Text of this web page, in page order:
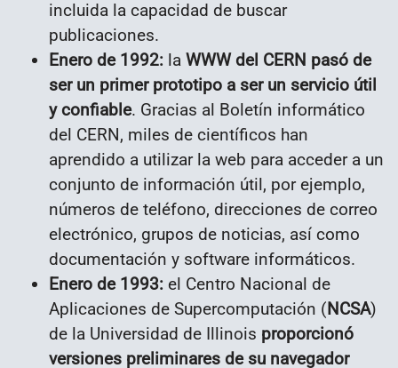
incluida la capacidad de buscar
publicaciones.
Enero de 1992: la WWW del CERN pasó de
ser un primer prototipo a ser un servicio útil
y confiable. Gracias al Boletín informático
del CERN, miles de científicos han
aprendido a utilizar la web para acceder a un
conjunto de información útil, por ejemplo,
números de teléfono, direcciones de correo
electrónico, grupos de noticias, así como
documentación y software informáticos.
Enero de 1993: el Centro Nacional de
Aplicaciones de Supercomputación (NCSA)
de la Universidad de Illinois proporcionó
versiones preliminares de su navegador